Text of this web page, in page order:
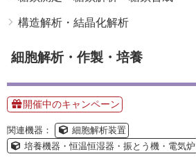
構造解析・結晶化解析
細胞解析・作製・培養
開催中のキャンペーン
関連機器：
細胞解析装置
培養機器・恒温恒湿器・振とう機・電気炉